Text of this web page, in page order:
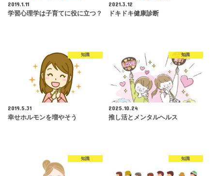
2019.1.11
学習心理学は子育てに役に立つ？
2021.3.12
ドキドキ健康診断
知識
2019.5.31
幸せホルモンを増やそう
知識
2025.10.24
推し活とメンタルヘルス
知識 知識